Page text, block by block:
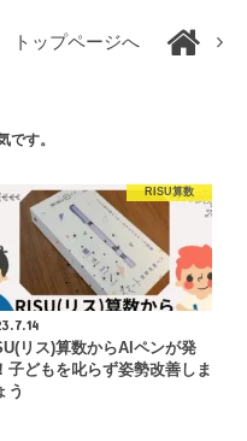
トップページへ
です。
RISU算数
リス)算数からAIペンが発
子どもを叱らず姿勢改善しま
う